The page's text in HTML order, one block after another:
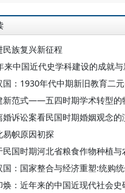
族复兴新征程
来中国近代史学科建设的成就与
国：1930年代中期新旧教育二
新范式——五四时期学术转型的
婚诉讼案看民国时期婚姻观念的
帜原因初探
国时期河北省粮食作物种植与
焕：近年来的中国近现代社会史